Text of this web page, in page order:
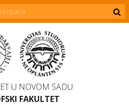
U NOVOM SADU
FAKULTET